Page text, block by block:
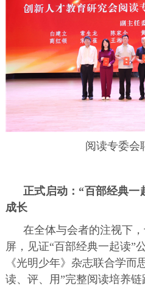
阅读专委会
正式启动：“百部经典一
成长
在全体与会者的注视下
屏，见证“百部经典一起读”
《光明少年》杂志联合学而
读、评、用”完整阅读培养链